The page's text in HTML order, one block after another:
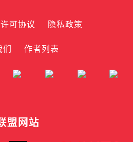
许可协议
隐私政策
们
作者列表
盟网站